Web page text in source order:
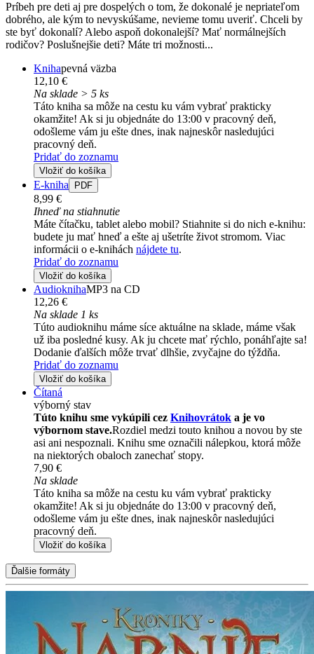
Príbeh pre deti aj pre dospelých o tom, že dokonalé je nepriateľom
dobrého, ale kým to nevyskúšame, nevieme tomu uveriť. Chceli by
ste byť dokonalí? Alebo aspoň dokonalejší? Mať normálnejších
rodičov? Poslušnejšie deti? Máte tri možnosti...
Knihapevná väzba
12,10 €
Na sklade > 5 ks
Táto kniha sa môže na cestu ku vám vybrať prakticky
okamžite! Ak si ju objednáte do 13:00 v pracovný deň,
odošleme vám ju ešte dnes, inak najneskôr nasledujúci
pracovný deň.
Pridať do zoznamu
Vložiť do košíka
E-kniha PDF
8,99 €
Ihneď na stiahnutie
Máte čítačku, tablet alebo mobil? Stiahnite si do nich e-knihu:
budete ju mať hneď a ešte aj ušetríte život stromom. Viac
informácii o e-knihách nájdete tu.
Pridať do zoznamu
Vložiť do košíka
AudioknihaMP3 na CD
12,26 €
Na sklade 1 ks
Túto audioknihu máme síce aktuálne na sklade, máme však
už iba posledné kusy. Ak ju chcete mať rýchlo, ponáhľajte sa!
Dodanie ďalších môže trvať dlhšie, zvyčajne do týždňa.
Pridať do zoznamu
Vložiť do košíka
Čítaná
výborný stav
Túto knihu sme vykúpili cez Knihovrátok a je vo
výbornom stave.Rozdiel medzi touto knihou a novou by ste
asi ani nespoznali. Knihu sme označili nálepkou, ktorá môže
na niektorých obaloch zanechať stopy.
7,90 €
Na sklade
Táto kniha sa môže na cestu ku vám vybrať prakticky
okamžite! Ak si ju objednáte do 13:00 v pracovný deň,
odošleme vám ju ešte dnes, inak najneskôr nasledujúci
pracovný deň.
Vložiť do košíka
Ďalšie formáty